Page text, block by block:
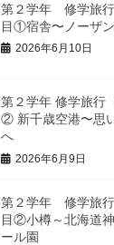
第２学年 修学旅行
目①宿舎〜ノーザ
2026年6月10日
第２学年 修学旅行
② 新千歳空港〜思
へ
2026年6月9日
第２学年 修学旅行
目②小樽～北海道
ール園